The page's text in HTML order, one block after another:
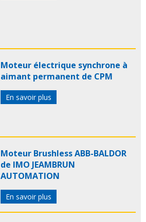
Moteur électrique synchrone à
aimant permanent de CPM
En savoir plus
Moteur Brushless ABB-BALDOR
de IMO JEAMBRUN
AUTOMATION
En savoir plus